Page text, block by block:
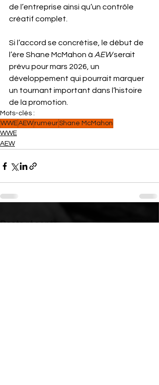
de l’entreprise ainsi qu’un contrôle
créatif complet.
Si l’accord se concrétise, le début de
l’ère Shane McMahon à AEW serait
prévu pour mars 2026, un
développement qui pourrait marquer
un tournant important dans l’histoire
de la promotion.
Mots-clés :
WWEAEW rumeurShane McMahon
WWE
AEW
Posts récents Voir tout